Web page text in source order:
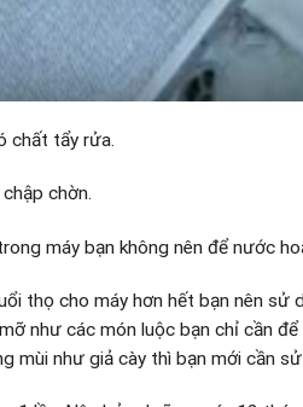
chất tẩy rửa.
chờn.
máy bạn không nên để nước
thọ cho máy hơn hết bạn nên
như các món luộc bạn chỉ cần
mùi như giả cày thì bạn mới cần